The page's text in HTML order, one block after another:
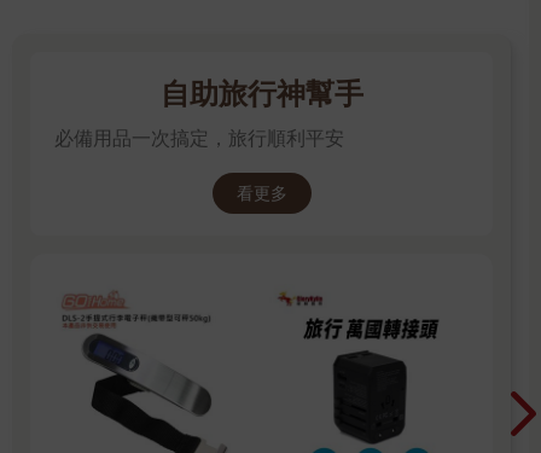
自助旅行神幫手
必備用品一次搞定，旅行順利平安
看更多